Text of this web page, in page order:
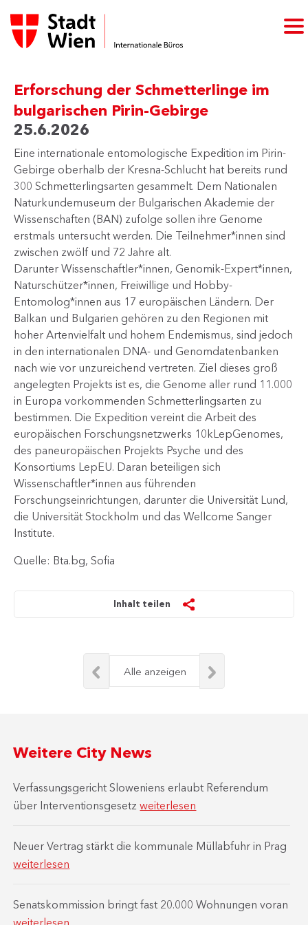
Erforschung der Schmetterlinge im
bulgarischen Pirin-Gebirge
25.6.2026
Eine internationale entomologische Expedition im Pirin-
Gebirge oberhalb der Kresna-Schlucht hat bereits rund
300 Schmetterlingsarten gesammelt. Dem Nationalen
Naturkundemuseum der Bulgarischen Akademie der
Wissenschaften (BAN) zufolge sollen ihre Genome
erstmals untersucht werden. Die Teilnehmer*innen sind
zwischen zwölf und 72 Jahre alt.
Darunter Wissenschaftler*innen, Genomik-Expert*innen,
Naturschützer*innen, Freiwillige und Hobby-
Entomolog*innen aus 17 europäischen Ländern. Der
Balkan und Bulgarien gehören zu den Regionen mit
hoher Artenvielfalt und hohem Endemismus, sind jedoch
in den internationalen DNA- und Genomdatenbanken
nach wie vor unzureichend vertreten. Ziel dieses groß
angelegten Projekts ist es, die Genome aller rund 11.000
in Europa vorkommenden Schmetterlingsarten zu
bestimmen. Die Expedition vereint die Arbeit des
europäischen Forschungsnetzwerks 10kLepGenomes,
des paneuropäischen Projekts Psyche und des
Konsortiums LepEU. Daran beteiligen sich
Wissenschaftler*innen aus führenden
Forschungseinrichtungen, darunter die Universität Lund,
die Universität Stockholm und das Wellcome Sanger
Institute.​
Quelle: Bta.bg, Sofia
Inhalt teilen
Alle anzeigen
Weitere City News
Verfassungsgericht Sloweniens erlaubt Referendum
über Interventionsgesetzweiterlesen
Neuer Vertrag stärkt die kommunale Müllabfuhr in Prag
weiterlesen
Senatskommission bringt fast 20.000 Wohnungen voran
weiterlesen